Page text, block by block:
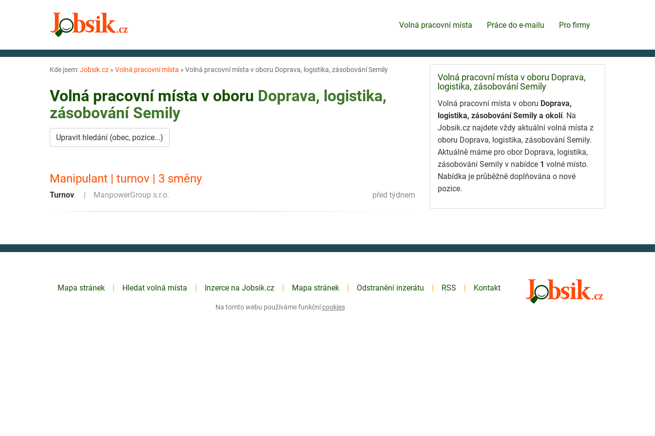
Volná pracovní místa Práce do e-mailu Pro firmy
Kde jsem:Jobsik.cz » Volná pracovní místa » Volná pracovní místa v oboru Doprava, logistika, zásobování Semily
Volná pracovní místa v oboru Doprava, logistika,
zásobování Semily
Upravit hledání (obec, pozice...)
Manipulant | turnov | 3 směny
před týdnem
Turnov ManpowerGroup s.r.o.
Volná pracovní místa v oboru Doprava,
logistika, zásobování Semily
Volná pracovní místa v oboru Doprava,
logistika, zásobování Semily a okolí. Na
Jobsik.cz najdete vždy aktuální volná místa z
oboru Doprava, logistika, zásobování Semily.
Aktuálně máme pro obor Doprava, logistika,
zásobování Semily v nabídce 1 volné místo.
Nabídka je průběžně doplňována o nové
pozice.
Mapa stránek Hledat volná místa Inzerce na Jobsik.cz Mapa stránek Odstranění inzerátu RSS Kontakt
Na tomto webu používáme funkčnícookies